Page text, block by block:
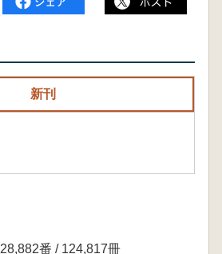
新刊
28,882番 / 124,817冊